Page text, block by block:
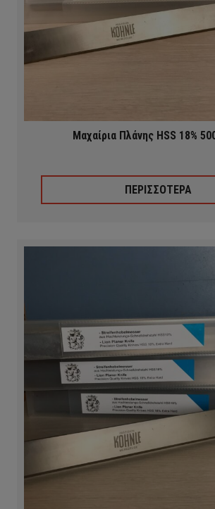
Μαχαίρια Πλάνης HSS 18%
ΠΕΡΙΣΣΟΤΕΡΑ